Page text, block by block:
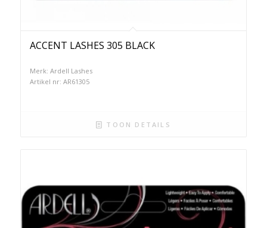
ACCENT LASHES 305 BLACK
Merk: Ardell Lashes
Artikel nr: AR61305
TOON DETAILS